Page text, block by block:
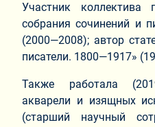
Участник коллектива
собрания сочинений и
(2000—2008); автор
писатели. 1800—1917»
Также работала
акварели и изящных
(старший научный